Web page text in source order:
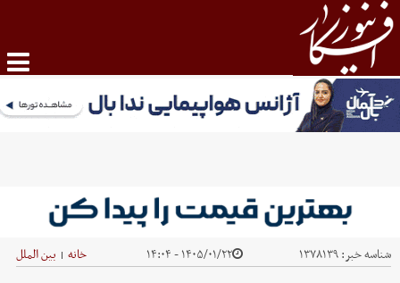
شناسه خبر:۱۳۷۸۱۳۹ ۱۴۰۵/۰۱/۲۲ - ۱۴:۰۴ خانه | بین الملل